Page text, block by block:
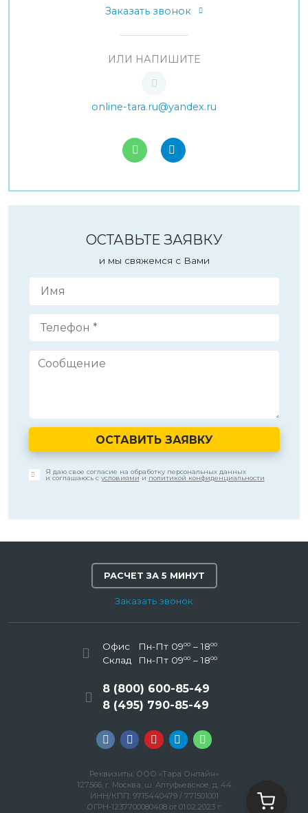
Заказать звонок
ИЛИ НАПИШИТЕ
online-tara.ru@yandex.ru
ОСТАВЬТЕ ЗАЯВКУ
и мы свяжемся с Вами
ОСТАВИТЬ ЗАЯВКУ
Я даю свое согласие на обработку персональных данных
и соглашаюсь с условиями и политикой конфиденциальности
РАСЧЕТ ЗА 5 МИНУТ
Заказать звонок
Офис Пн-Пт 0900– 1800
Склад Пн-Пт 0900– 1800
8 (800) 600-85-49
8 (495) 790-85-49
Реквизиты: ООО «Тара Онлайн»
127566, г. Москва, ш. Алтуфьевское, д. 44
ИНН/КПП: 9715440479 / 771501001
ОГРН-1237700080408 от 01.02.2023 г.